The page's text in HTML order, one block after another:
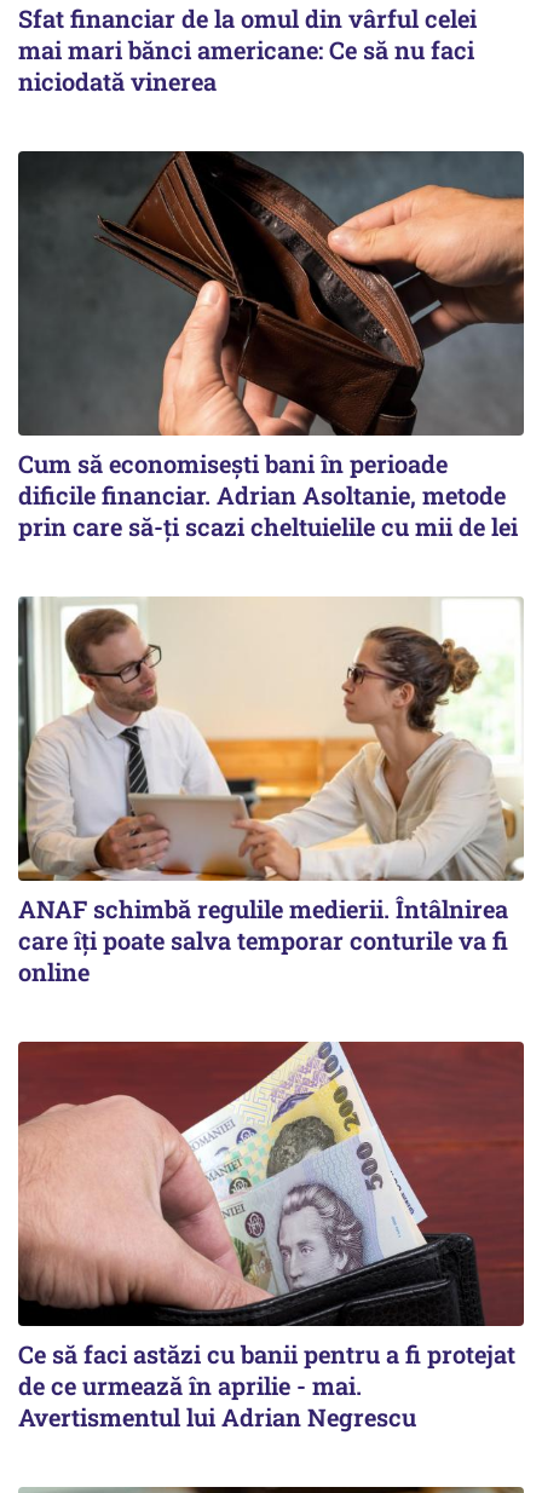
Sfat financiar de la omul din vârful celei
mai mari bănci americane: Ce să nu faci
niciodată vinerea
Cum să economisești bani în perioade
dificile financiar. Adrian Asoltanie, metode
prin care să-ți scazi cheltuielile cu mii de lei
ANAF schimbă regulile medierii. Întâlnirea
care îți poate salva temporar conturile va fi
online
Ce să faci astăzi cu banii pentru a fi protejat
de ce urmează în aprilie - mai.
Avertismentul lui Adrian Negrescu